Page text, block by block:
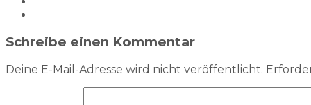
Schreibe einen Kommentar
Deine E-Mail-Adresse wird nicht veröffentlicht.